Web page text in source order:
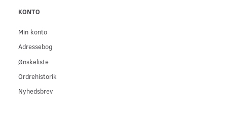
KONTO
Min konto
Adressebog
Ønskeliste
Ordrehistorik
Nyhedsbrev